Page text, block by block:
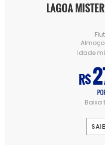
LAGOA
Idade
R$
Baixa